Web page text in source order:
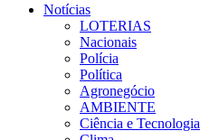
Notícias
LOTERIAS
Nacionais
Polícia
Política
Agronegócio
AMBIENTE
Ciência e Tecnologia